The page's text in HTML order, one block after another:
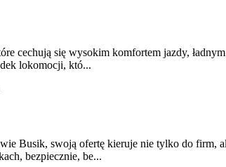
cechują się wysokim komfortem jazdy,
lokomocji, któ...
Busik, swoją ofertę kieruje nie tylko do
bezpiecznie, be...